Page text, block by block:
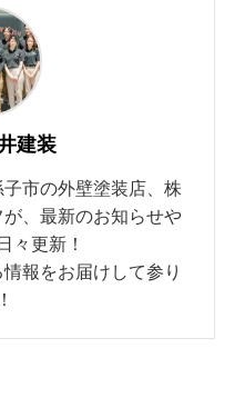
建装
市の外壁塗装店、株
、最新のお知らせや
々更新！
報をお届けして参り